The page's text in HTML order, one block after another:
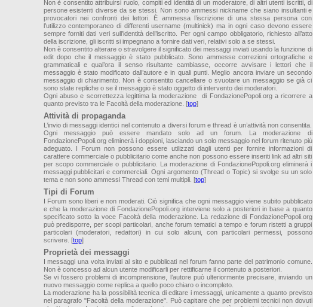
Non è consentito attribuirsi ruolo, compiti ed identità di un moderatore, di altri utenti iscritti, di
persone esistenti diverse da se stessi. Non sono ammessi nickname che siano insultanti e
provocatori nei confronti dei lettori. È ammessa l’iscrizione di una stessa persona con
l’utilizzo contemporaneo di differenti username (multinick) ma in ogni caso devono essere
sempre forniti dati veri sull’identità dell’iscritto. Per ogni campo obbligatorio, richiesto all’atto
della iscrizione, gli iscritti si impegnano a fornire dati veri, relativi solo a se stessi.
Non è consentito alterare o stravolgere il significato dei messaggi inviati usando la funzione di
edit dopo che il messaggio è stato pubblicato. Sono ammesse correzioni ortografiche e
grammaticali e qual’ora il senso risultante cambiasse, occorre avvisare i lettori che il
messaggio è stato modificato dall’autore e in quali punti. Meglio ancora inviare un secondo
messaggio di chiarimento. Non è consentito cancellare o svuotare un messaggio se già ci
sono state repliche o se il messaggio è stato oggetto di intervento dei moderatori.
Ogni abuso e scorrettezza legittima la moderazione di FondazionePopoli.org a ricorrere a
quanto previsto tra le Facoltà della moderazione. [top]
Attività di propaganda
L’invio di messaggi identici nel contenuto a diversi forum e thread è un’attività non consentita.
Ogni messaggio può essere mandato solo ad un forum. La moderazione di
FondazionePopoli.org eliminerà i doppioni, lasciando un solo messaggio nel forum ritenuto più
adeguato. I Forum non possono essere utilizzati dagli utenti per fornire informazioni di
carattere commerciale o pubblicitario come anche non possono essere inseriti link ad altri siti
per scopo commerciale o pubblicitario. La moderazione di FondazionePopoli.org eliminerà i
messaggi pubblicitari e commerciali. Ogni argomento (Thread o Topic) si svolge su un solo
tema e non sono ammessi Thread con temi multipli. [top]
Tipi di Forum
I Forum sono liberi e non moderati. Ciò significa che ogni messaggio viene subito pubblicato
e che la moderazione di FondazionePopoli.org interviene solo a posteriori in base a quanto
specificato sotto la voce Facoltà della moderazione. La redazione di FondazionePopoli.org
può predisporre, per scopi particolari, anche forum tematici a tempo e forum ristetti a gruppi
particolari (moderatori, redattori) in cui solo alcuni, con particolari permessi, possono
scrivere. [top]
Proprietà dei messaggi
I messaggi una volta inviati al sito e pubblicati nel forum fanno parte del patrimonio comune.
Non è concesso ad alcun utente modificarli per rettificarne il contenuto a posteriori.
Se vi fossero problemi di incomprensione, l’autore può ulteriormente precisare, inviando un
nuovo messaggio come replica a quello poco chiaro o incompleto.
La moderazione ha la possibilità tecnica di editare i messaggi, unicamente a quanto previsto
nel paragrafo "Facoltà della moderazione". Può capitare che per problemi tecnici non dovuti